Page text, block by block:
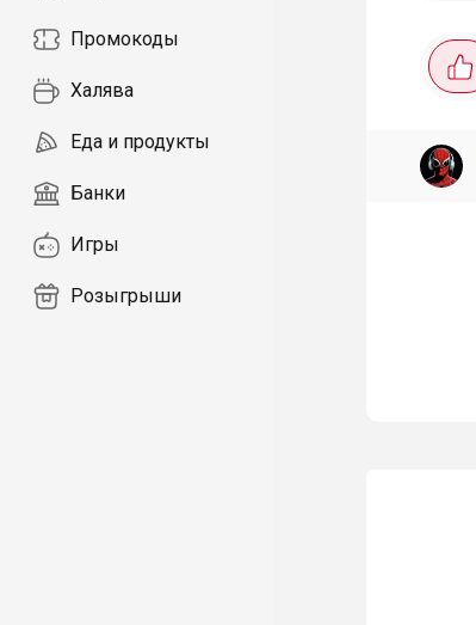
Промокоды
Халява
Еда и продукты
Банки
Игры
Розыгрыши